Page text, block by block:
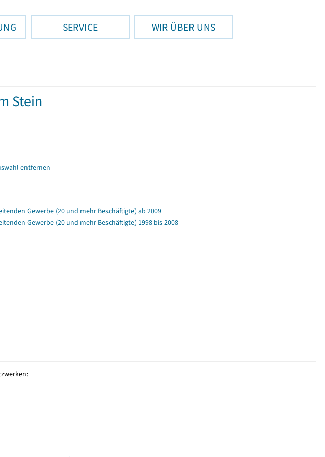
SERVICE WIR ÜBER UNS
Stein
entfernen
Gewerbe (20 und mehr Beschäftigte) ab 2009
Gewerbe (20 und mehr Beschäftigte) 1998 bis 2008